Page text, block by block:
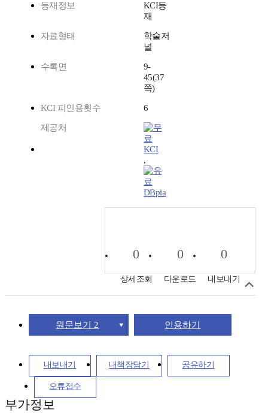
등재정보
KCI등
재
자료형태
학술저
널
수록면
9-
45(37
쪽)
KCI 피인용횟수 6
제공처
KCI
,
DBpia
0
상세조회
0
다운로드
0
내보내기
원문보기 2 인용하기
내보내기 내책장담기 공유하기
오류접수
부가정보